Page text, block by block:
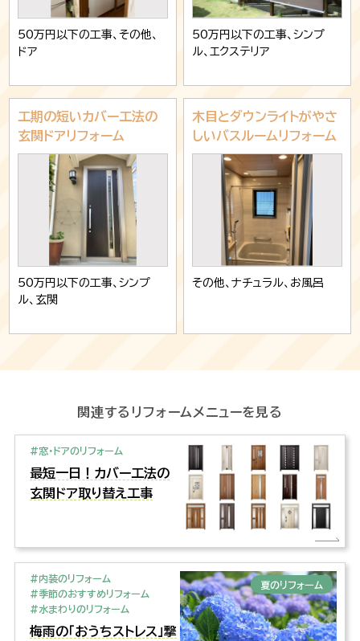
50万円以下の工事、その他、
ドア
50万円以下の工事、シンプ
ル、エクステリア
工期の短いカバー工法の
玄関ドアリフォーム
50万円以下の工事、シンプ
ル、玄関
木目とダウンライトがやさ
しいバスルームリフォーム
その他、ナチュラル、お風呂
関連するリフォームメニューを見る
#窓・ドアのリフォーム
最短一日！カバー工法の
玄関ドア取り替え工事
夏のリフォーム
#内装のリフォーム
#季節のおすすめリフォーム
#水まわりのリフォーム
梅雨の「おうちストレス」撃